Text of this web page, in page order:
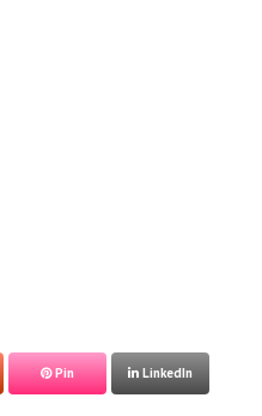
Pin LinkedIn